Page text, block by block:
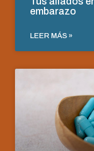
embarazo
LEER MÁS »